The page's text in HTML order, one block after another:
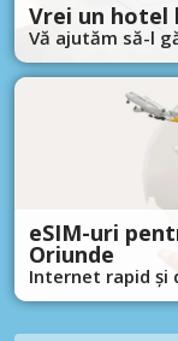
Vrei un hotel
Vă ajutăm să-l
eSIM-uri
Oriunde
Internet rapid și